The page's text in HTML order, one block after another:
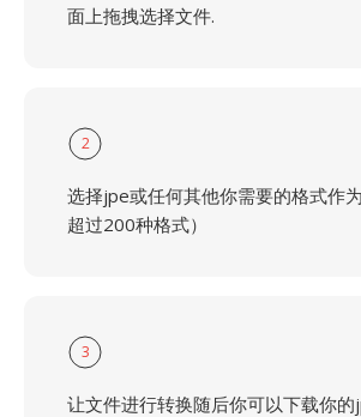
面上拖拽选择文件.
2
选择jpe或任何其他你需要的格式作
超过200种格式）
3
让文件进行转换随后你可以下载你